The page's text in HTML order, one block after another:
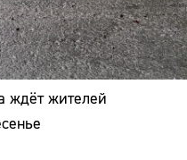
ждёт жителей